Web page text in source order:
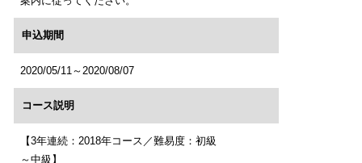
申込期間
2020/05/11～2020/08/07
コース説明
【3年連続：2018年コース／難易度：初級
～中級】